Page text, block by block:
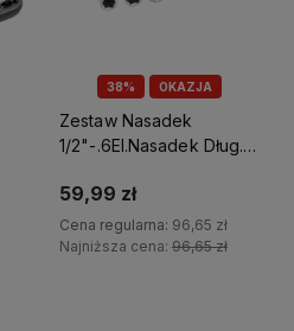
38% OKAZJA
Zestaw Nasadek
1/2"-.6El.Nasadek Dług.
59,99 zł
Cena regularna: 96,65 zł
Najniższa cena: 96,65 zł